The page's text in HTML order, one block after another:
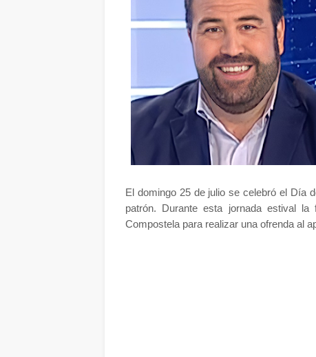
El domingo 25 de julio se celebró el Día
patrón. Durante esta jornada estival
Compostela para realizar una ofrenda al